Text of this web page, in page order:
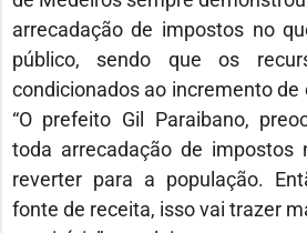
arrecadação de impostos no
público, sendo que os
condicionados ao incremento de
“O prefeito Gil Paraibano,
toda arrecadação de impostos
reverter para a população.
fonte de receita, isso vai trazer